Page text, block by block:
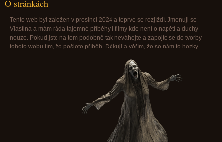
O stránkách
Tento web byl založen v prosinci 2024 a teprve se rozjíždí. Jmenuji se
Vlastina a mám ráda tajemné příběhy i filmy kde není o napětí a duchy
nouze. Pokud jste na tom podobně tak neváhejte a zapojte se do tvorby
tohoto webu tím, že pošlete příběh. Děkuji a věřím, že se nám to hezky